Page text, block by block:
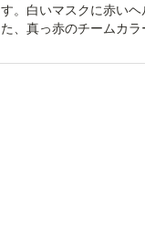
す。白いマスクに赤い
た、真っ赤のチームカ